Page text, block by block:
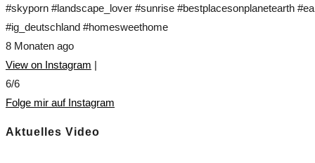
#skyporn #landscape_lover #sunrise #bestplacesonplanetearth
#ig_deutschland #homesweethome
8 Monaten ago
View on Instagram |
6/6
Folge mir auf Instagram
Aktuelles Video